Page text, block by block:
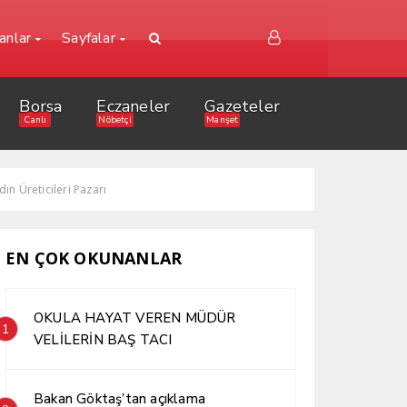
Sayfalar
Borsa
Canlı
Eczaneler
Nöbetçi
Gazeteler
Manşet
Üreticileri Pazarı
EN ÇOK OKUNANLAR
1
OKULA HAYAT VEREN MÜDÜR
VELİLERİN BAŞ TACI
Bakan Göktaş’tan açıklama